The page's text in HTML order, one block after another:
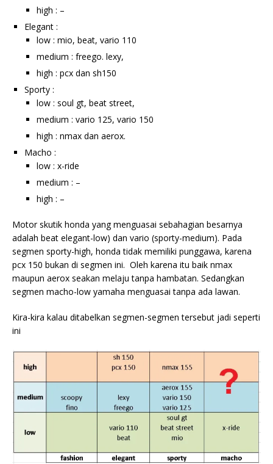
high : –
Elegant :
low : mio, beat, vario 110
medium : freego. lexy,
high : pcx dan sh150
Sporty :
low : soul gt, beat street,
medium : vario 125, vario 150
high : nmax dan aerox.
Macho :
low : x-ride
medium : –
high : –
Motor skutik honda yang menguasai sebahagian besarnya
adalah beat elegant-low) dan vario (sporty-medium). Pada
segmen sporty-high, honda tidak memiliki punggawa, karena
pcx 150 bukan di segmen ini. Oleh karena itu baik nmax
maupun aerox seakan melaju tanpa hambatan. Sedangkan
segmen macho-low yamaha menguasai tanpa ada lawan.
Kira-kira kalau ditabelkan segmen-segmen tersebut jadi seperti
ini